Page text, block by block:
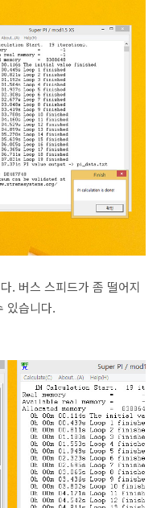
. 버스 스피드가 좀 떨어지
있습니다.